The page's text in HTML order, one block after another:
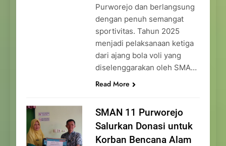
Purworejo dan berlangsung
dengan penuh semangat
sportivitas. Tahun 2025
menjadi pelaksanaan ketiga
dari ajang bola voli yang
diselenggarakan oleh SMA…
Read More
SMAN 11 Purworejo
Salurkan Donasi untuk
Korban Bencana Alam